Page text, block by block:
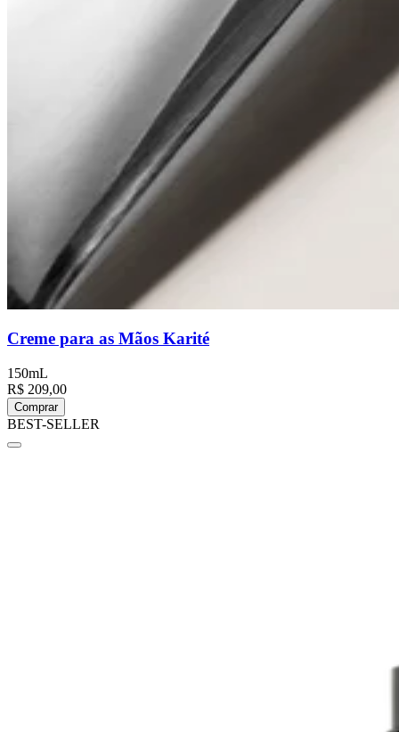
Creme para as Mãos Karité
150mL
R$ 209,00
Comprar
BEST-SELLER